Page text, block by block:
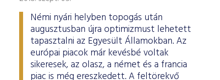
Némi nyári helyben topogás után
augusztusban újra optimizmust lehetett
tapasztalni az Egyesült Államokban. Az
európai piacok már kevésbé voltak
sikeresek, az olasz, a német és a francia
piac is még ereszkedett. A feltörekvő